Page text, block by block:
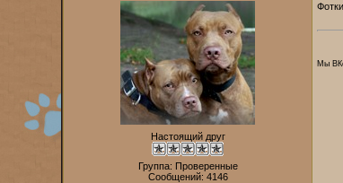
Настоящий друг
Группа: Проверенные
Сообщений: 4146
Мы